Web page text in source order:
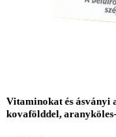
Vitaminokat és ásványi
kovafölddel,